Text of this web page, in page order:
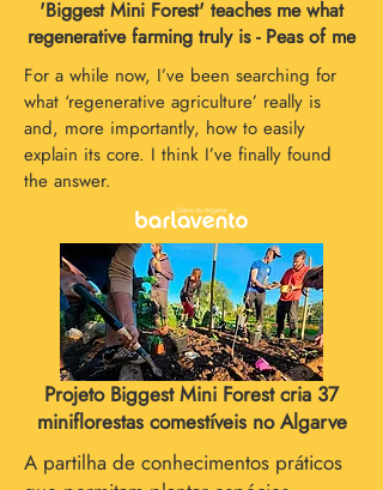
'Biggest Mini Forest' teaches me what
regenerative farming truly is - Peas of me
For a while now, I’ve been searching for
what ‘regenerative agriculture’ really is
and, more importantly, how to easily
explain its core. I think I’ve finally found
the answer.
Projeto Biggest Mini Forest cria 37
miniflorestas comestíveis no Algarve
A partilha de conhecimentos práticos